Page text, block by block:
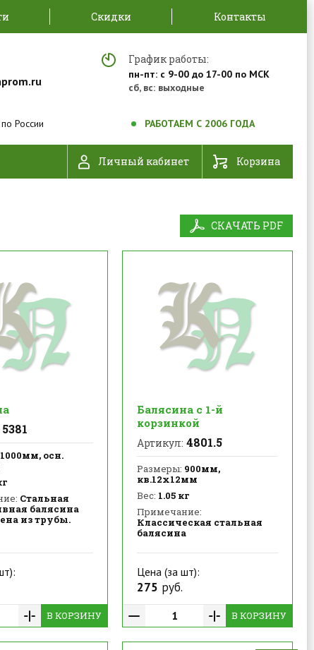
Скидки Контакты
График работы:
пн-пт: с 9-00 до 17-00 по МСК
сб, вс: выходные
России РАБОТАЕМ С 2006 ГОДА
Личный кабинет Корзина
СКАЧАТЬ PDF
5381
1000мм, осн.
Стальная
балясина
из трубы.
В КОРЗИНУ
Балясина с 1-й
корзинкой
Артикул: 4801.5
Размеры: 900мм,
кв.12х12мм
Вес: 1.05 кг
Примечание:
Классическая стальная
балясина
Цена (за шт):
275 руб.
В КОРЗИНУ